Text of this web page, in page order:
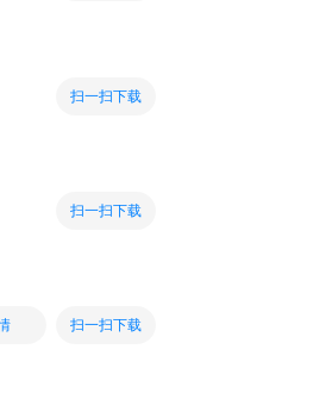
扫一扫下载
扫一扫下载
扫一扫下载